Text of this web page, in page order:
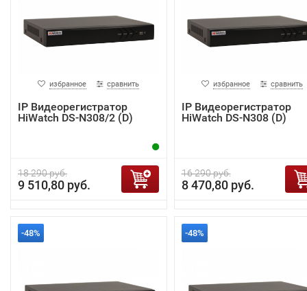
избранное сравнить
IP Видеорегистратор
HiWatch DS-N308/2 (D)
18 290 руб.
9 510,80 руб.
избранное сравнить
IP Видеорегистратор
HiWatch DS-N308 (D)
16 290 руб.
8 470,80 руб.
-48% -48%